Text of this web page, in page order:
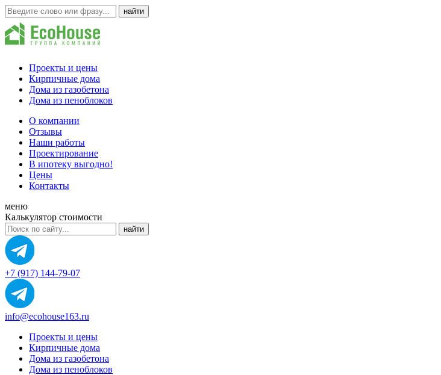
Проекты и цены
Кирпичные дома
Дома из газобетона
Дома из пеноблоков
О компании
Отзывы
Наши работы
Проектирование
В ипотеку выгодно!
Цены
Контакты
меню
Калькулятор стоимости
+7 (917) 144-79-07
info@ecohouse163.ru
Проекты и цены
Кирпичные дома
Дома из газобетона
Дома из пеноблоков